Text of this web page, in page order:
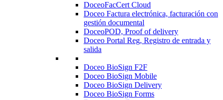
DoceoFacCert Cloud
Doceo Factura electrónica, facturación con
gestión documental
DoceoPOD, Proof of delivery
Doceo Portal Reg, Registro de entrada y
salida
Doceo BioSign F2F
Doceo BioSign Mobile
Doceo BioSign Delivery
Doceo BioSign Forms